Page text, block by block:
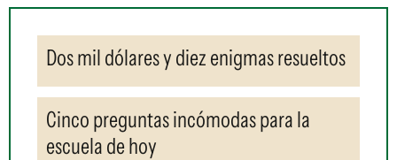
Dos mil dólares y diez enigmas resueltos
Cinco preguntas incómodas para la
escuela de hoy